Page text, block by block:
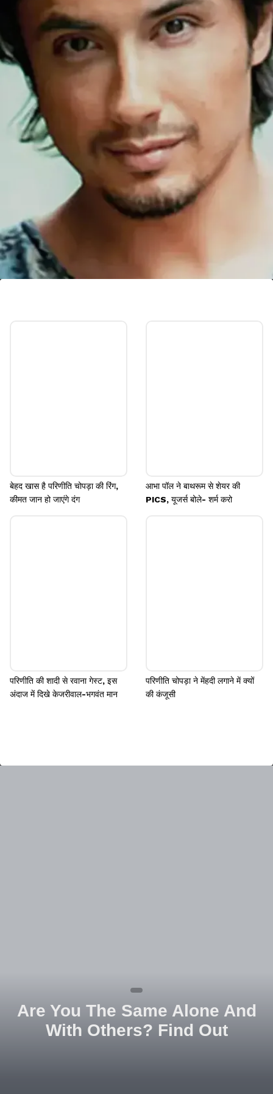
बेहद खास है परिणीति चोपड़ा की रिंग,
कीमत जान हो जाएंगे दंग
आभा पॉल ने बाथरूम से शेयर की
PICS, यूजर्स बोले- शर्म करो
परिणीति की शादी से रवाना गेस्ट, इस
अंदाज में दिखे केजरीवाल-भगवंत मान
परिणीति चोपड़ा ने मेंहदी लगाने में क्यों
की कंजूसी